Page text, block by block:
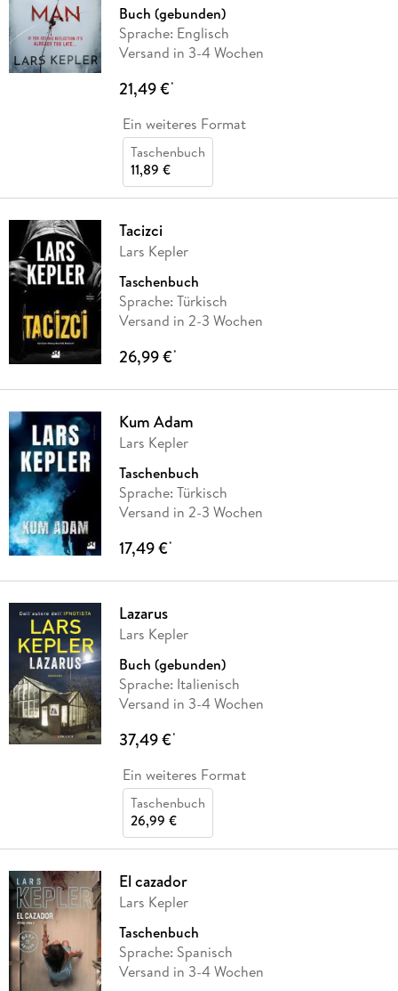
Buch (gebunden)
Sprache: Englisch
Versand in 3-4 Wochen
21,49 €*
Ein weiteres Format
Taschenbuch
11,89 €
Tacizci
Lars Kepler
Taschenbuch
Sprache: Türkisch
Versand in 2-3 Wochen
26,99 €*
Kum Adam
Lars Kepler
Taschenbuch
Sprache: Türkisch
Versand in 2-3 Wochen
17,49 €*
Lazarus
Lars Kepler
Buch (gebunden)
Sprache: Italienisch
Versand in 3-4 Wochen
37,49 €*
Ein weiteres Format
Taschenbuch
26,99 €
El cazador
Lars Kepler
Taschenbuch
Sprache: Spanisch
Versand in 3-4 Wochen